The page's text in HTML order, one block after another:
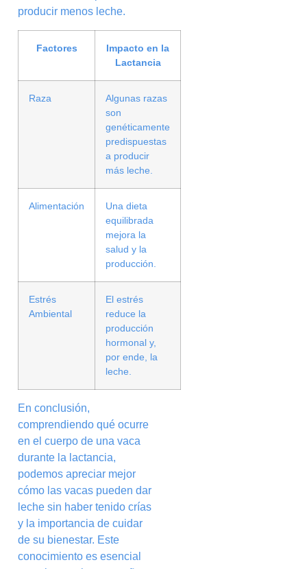
producir menos leche.
Factores
Impacto en la
Lactancia
Raza
Algunas razas
son
genéticamente
predispuestas
a producir
más leche.
Alimentación
Una dieta
equilibrada
mejora la
salud y la
producción.
Estrés
Ambiental
El estrés
reduce la
producción
hormonal y,
por ende, la
leche.
En conclusión,
comprendiendo qué ocurre
en el cuerpo de una vaca
durante la lactancia,
podemos apreciar mejor
cómo las vacas pueden dar
leche sin haber tenido crías
y la importancia de cuidar
de su bienestar. Este
conocimiento es esencial